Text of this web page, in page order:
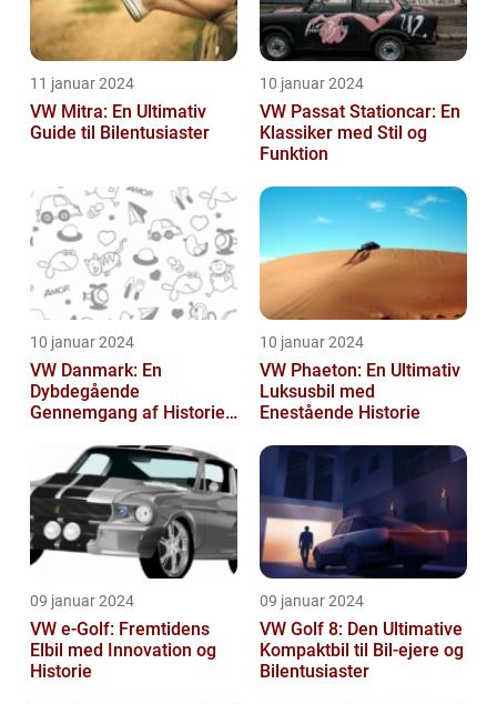
11 januar 2024
VW Mitra: En Ultimativ
Guide til Bilentusiaster
10 januar 2024
VW Passat Stationcar: En
Klassiker med Stil og
Funktion
10 januar 2024
VW Danmark: En
Dybdegående
Gennemgang af Historien
10 januar 2024
VW Phaeton: En Ultimativ
Luksusbil med
Enestående Historie
09 januar 2024
VW e-Golf: Fremtidens
Elbil med Innovation og
Historie
09 januar 2024
VW Golf 8: Den Ultimative
Kompaktbil til Bil-ejere og
Bilentusiaster